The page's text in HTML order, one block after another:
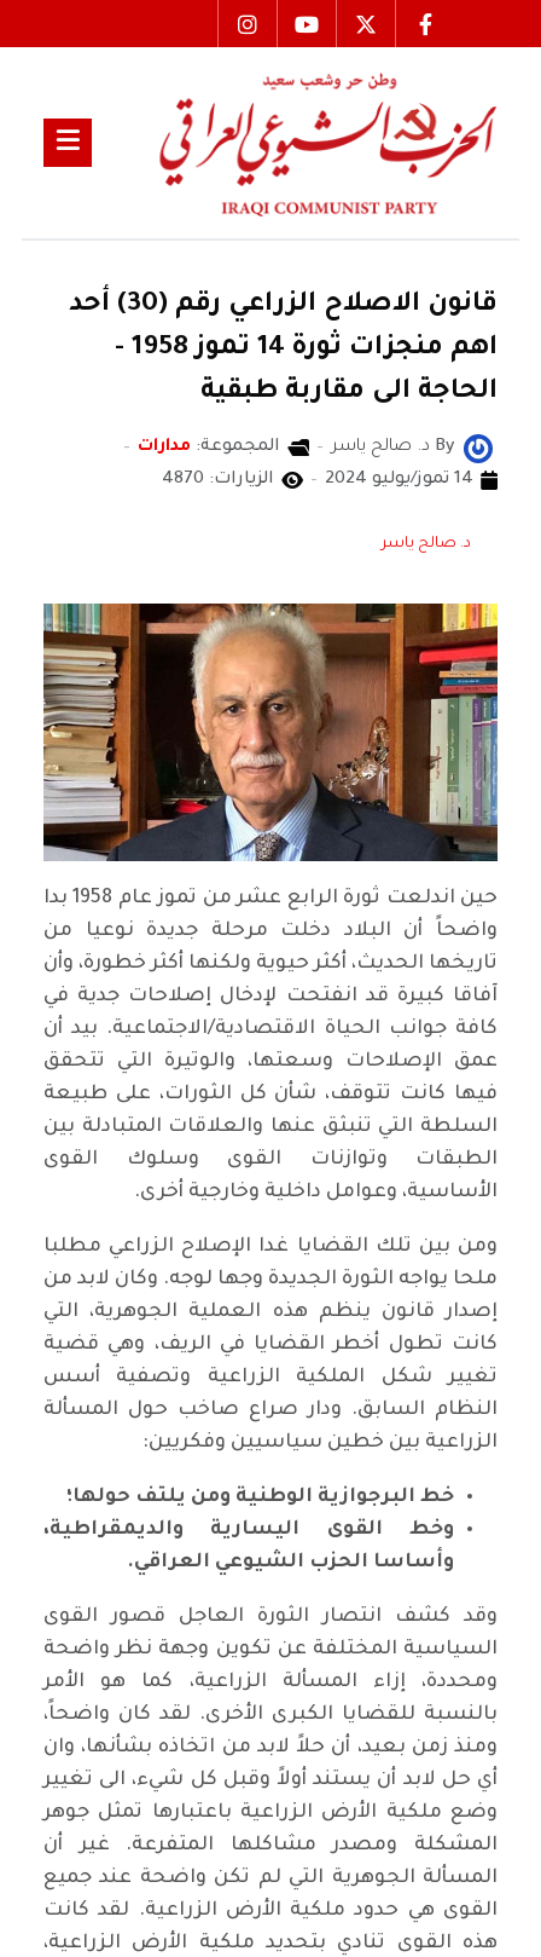
قانون الاصلاح الزراعي رقم (30) أحد
اهم منجزات ثورة 14 تموز 1958 -
الحاجة الى مقاربة طبقية
By د. صالح ياسر المجموعة: مدارات
14 تموز/يوليو 2024
الزيارات: 4870
د. صالح ياسر
حين اندلعت ثورة الرابع عشر من تموز عام 1958 بدا
واضحاً أن البلاد دخلت مرحلة جديدة نوعيا من
تاريخها الحديث، أكثر حيوية ولكنها أكثر خطورة، وأن
آفاقا كبيرة قد انفتحت لإدخال إصلاحات جدية في
كافة جوانب الحياة الاقتصادية/الاجتماعية. بيد أن
عمق الإصلاحات وسعتها، والوتيرة التي تتحقق
فيها كانت تتوقف، شأن كل الثورات، على طبيعة
السلطة التي تنبثق عنها والعلاقات المتبادلة بين
الطبقات وتوازنات القوى وسلوك القوى
الأساسية، وعوامل داخلية وخارجية أخرى.
ومن بين تلك القضايا غدا الإصلاح الزراعي مطلبا
ملحا يواجه الثورة الجديدة وجها لوجه. وكان لابد من
إصدار قانون ينظم هذه العملية الجوهرية، التي
كانت تطول أخطر القضايا في الريف، وهي قضية
تغيير شكل الملكية الزراعية وتصفية أسس
النظام السابق. ودار صراع صاخب حول المسألة
الزراعية بين خطين سياسيين وفكريين:
خط البرجوازية الوطنية ومن يلتف حولها؛
وخط القوى اليسارية والديمقراطية،
وأساسا الحزب الشيوعي العراقي.
وقد كشف انتصار الثورة العاجل قصور القوى
السياسية المختلفة عن تكوين وجهة نظر واضحة
ومحددة، إزاء المسألة الزراعية، كما هو الأمر
بالنسبة للقضايا الكبرى الأخرى. لقد كان واضحاً،
ومنذ زمن بعيد، أن حلاً لابد من اتخاذه بشأنها، وان
أي حل لابد أن يستند أولاً وقبل كل شيء، الى تغيير
وضع ملكية الأرض الزراعية باعتبارها تمثل جوهر
المشكلة ومصدر مشاكلها المتفرعة. غير أن
المسألة الجوهرية التي لم تكن واضحة عند جميع
القوى هي حدود ملكية الأرض الزراعية. لقد كانت
هذه القوى تنادي بتحديد ملكية الأرض الزراعية،